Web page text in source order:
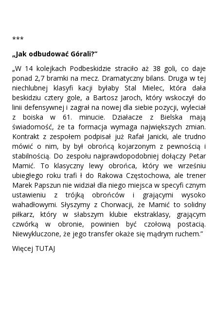
***
„Jak odbudować Górali?”
„W 14 kolejkach Podbeskidzie straciło aż 38 goli, co daje
ponad 2,7 bramki na mecz. Dramatyczny bilans. Druga w tej
niechlubnej klasyfi kacji byłaby Stal Mielec, która dała
beskidziu cztery gole, a Bartosz Jaroch, który wskoczył do
linii defensywnej i zagrał na nowej dla siebie pozycji, wyleciał
z boiska w 61. minucie. Działacze z Bielska mają
świadomość, że ta formacja wymaga największych zmian.
Kontrakt z zespołem podpisał już Rafał Janicki, ale trudno
mówić o nim, by był obrońcą kojarzonym z pewnością i
stabilnością. Do zespołu najprawdopodobniej dołączy Petar
Mamić. To klasyczny lewy obrońca, który we wrześniu
ubiegłego roku trafi ł do Rakowa Częstochowa, ale trener
Marek Papszun nie widział dla niego miejsca w specyfi cznym
ustawieniu z trójką obrońców i grającymi wysoko
wahadłowymi. Słyszymy z Chorwacji, że Mamić to solidny
piłkarz, który w słabszym klubie ekstraklasy, grającym
czwórką w obronie, powinien być czołową postacią.
Niewykluczone, że jego transfer okaże się mądrym ruchem.”
Więcej TUTAJ